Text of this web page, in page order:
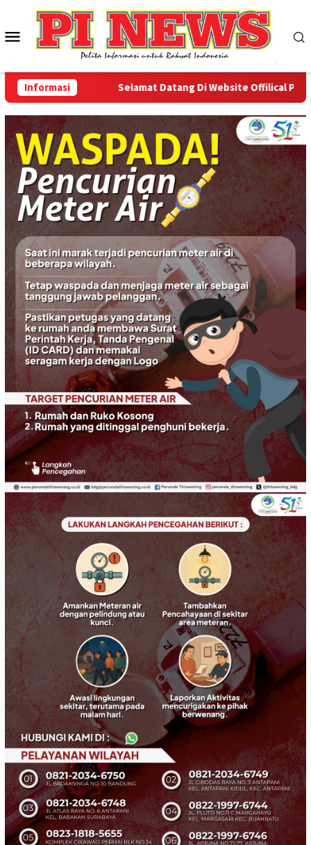
konten
Menu
Mobile
Informasi Selamat Datang Di Website Offilical PI-